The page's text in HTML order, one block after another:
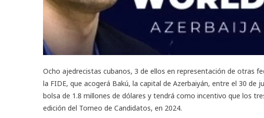
Ocho ajedrecistas cubanos, 3 de ellos en representación de otras
la FIDE, que acogerá Bakú, la capital de Azerbaiyán, entre el 30 de
bolsa de 1.8 millones de dólares y tendrá como incentivo que los
edición del Torneo de Candidatos, en 2024.